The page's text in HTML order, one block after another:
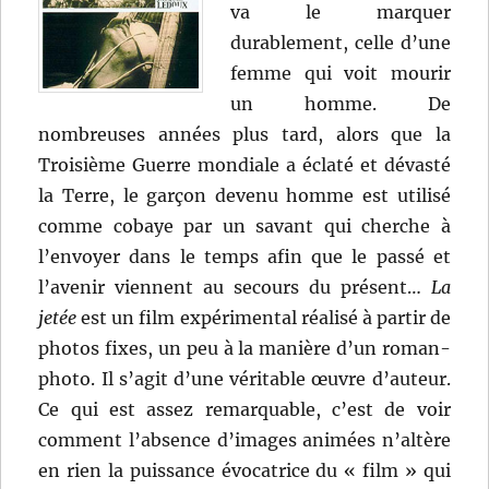
va le marquer
durablement, celle d’une
femme qui voit mourir
un homme. De
nombreuses années plus tard, alors que la
Troisième Guerre mondiale a éclaté et dévasté
la Terre, le garçon devenu homme est utilisé
comme cobaye par un savant qui cherche à
l’envoyer dans le temps afin que le passé et
l’avenir viennent au secours du présent… La
jetée est un film expérimental réalisé à partir de
photos fixes, un peu à la manière d’un roman-
photo. Il s’agit d’une véritable œuvre d’auteur.
Ce qui est assez remarquable, c’est de voir
comment l’absence d’images animées n’altère
en rien la puissance évocatrice du « film » qui